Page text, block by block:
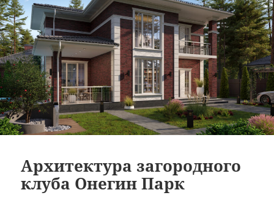
Архитектура загородного
клуба Онегин Парк